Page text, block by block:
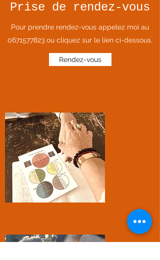
Prise de rendez-vous
Pour prendre rendez-vous appelez moi au
0671577823 ou cliquez sur le lien ci-dessous.
Rendez-vous